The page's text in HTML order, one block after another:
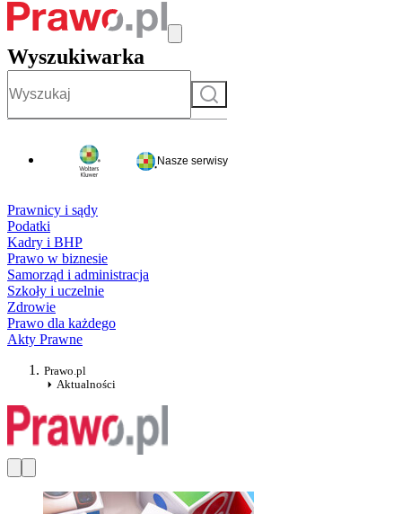
Wyszukiwarka
Szukaj
Nasze serwisy
Prawnicy i sądy
Podatki
Kadry i BHP
Prawo w biznesie
Samorząd i administracja
Szkoły i uczelnie
Zdrowie
Prawo dla każdego
Akty Prawne
Prawo.pl
Aktualności